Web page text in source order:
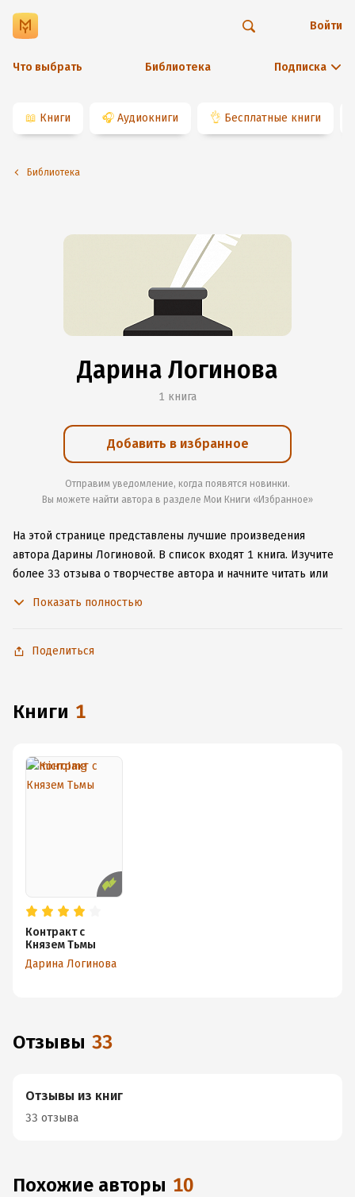
Что выбрать Библиотека Подписка
Войти
📖 Книги 🎧 Аудиокниги 👌 Бесплатные книги
Библиотека
Дарина Логинова
1 книга
Добавить в избранное
Отправим уведомление, когда появятся новинки.
Вы можете найти автора в разделе Мои Книги «Избранное»
На этой странице представлены лучшие произведения
автора Дарины Логиновой. В список входят 1 книга. Изучите
более 33 отзыва о творчестве автора и начните читать или
без подключения к интернету.
Показать полностью
Поделиться
книги 1
Контракт с
Князем Тьмы
Дарина Логинова
Отзывы 33
Отзывы из книг
33 отзыва
Похожие авторы 10